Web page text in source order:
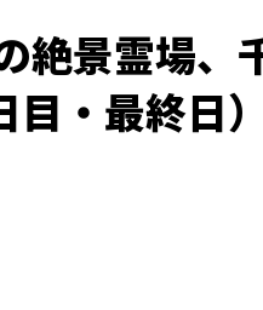
絶景霊場
・最終日）